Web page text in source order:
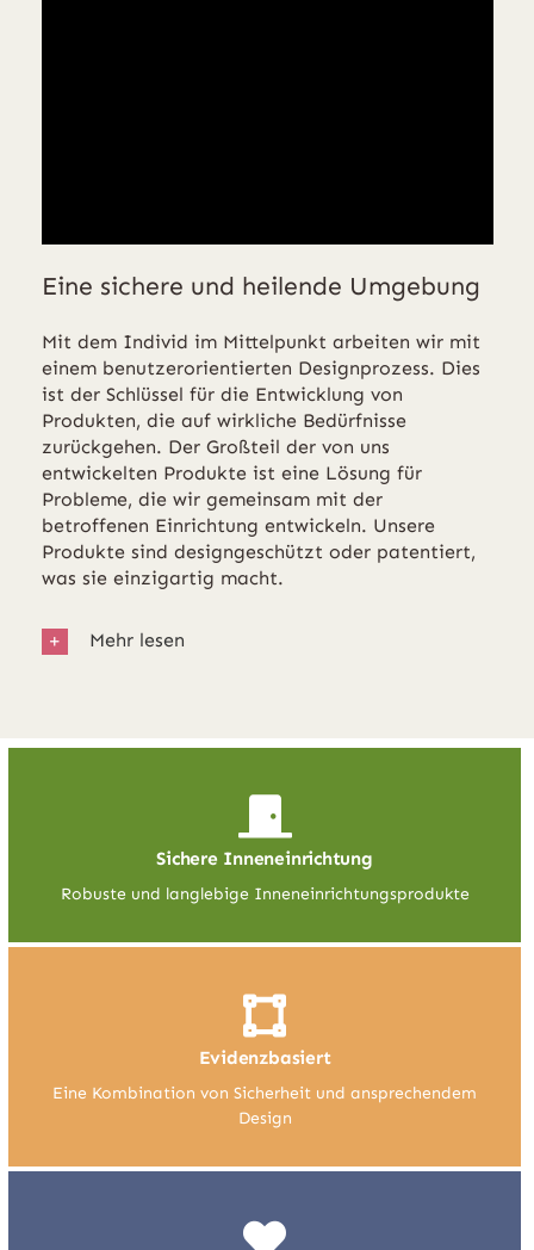
Eine sichere und heilende Umgebung
Mit dem Individ im Mittelpunkt arbeiten wir mit
einem benutzerorientierten Designprozess. Dies
ist der Schlüssel für die Entwicklung von
Produkten, die auf wirkliche Bedürfnisse
zurückgehen. Der Großteil der von uns
entwickelten Produkte ist eine Lösung für
Probleme, die wir gemeinsam mit der
betroffenen Einrichtung entwickeln. Unsere
Produkte sind designgeschützt oder patentiert,
was sie einzigartig macht.
Mehr lesen
Sichere Inneneinrichtung
Robuste und langlebige Inneneinrichtungsprodukte
Evidenzbasiert
Eine Kombination von Sicherheit und ansprechendem
Design